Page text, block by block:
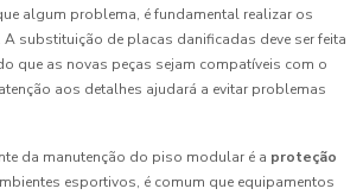
algum problema, é fundamental realizar os
A substituição de placas danificadas deve ser feita
que as novas peças sejam compatíveis com o
aos detalhes ajudará a evitar problemas
da manutenção do piso modular é a proteção
esportivos, é comum que equipamentos